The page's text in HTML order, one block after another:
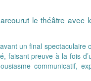
le théâtre
un final spectaculaire
faisant preuve à la fois
communicatif,